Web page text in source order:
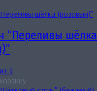
“Переливы шёлка
из 5